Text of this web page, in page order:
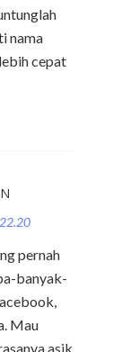
nama
cepat
pernah
banyak-
Mau
asik